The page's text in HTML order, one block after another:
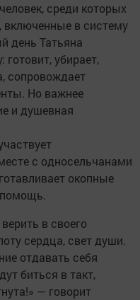
среди которых
в систему
день Татьяна
убирает,
сопровождает
Но важнее
и душевная
с односельчанами
окопные
помощь.
в своего
сердца, свет души.
отдавать себя
биться в такт,
— говорит